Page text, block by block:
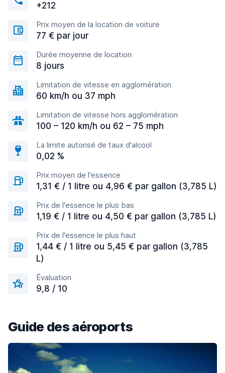
+212
Prix moyen de la location de voiture
77 € par jour
Durée moyenne de location
8 jours
Limitation de vitesse en agglomération
60 km/h ou 37 mph
Limitation de vitesse hors agglomération
100 – 120 km/h ou 62 – 75 mph
La limite autorisé de taux d'alcool
0,02 %
Prix moyen de l'essence
1,31 € / 1 litre ou 4,96 € par gallon (3,785 L)
Prix de l'essence le plus bas
1,19 € / 1 litre ou 4,50 € par gallon (3,785 L)
Prix de l'essence le plus haut
1,44 € / 1 litre ou 5,45 € par gallon (3,785
L)
Évaluation
9,8 / 10
Guide des aéroports